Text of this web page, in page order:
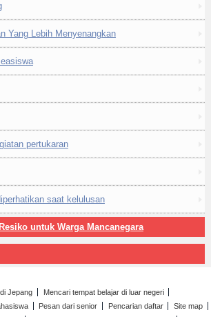
Yang Lebih Menyenangkan
pertukaran
saat kelulusan
untuk Warga Mancanegara
Jepang
Mencari tempat belajar di luar negeri
Pesan dari senior Pencarian daftar
Site map